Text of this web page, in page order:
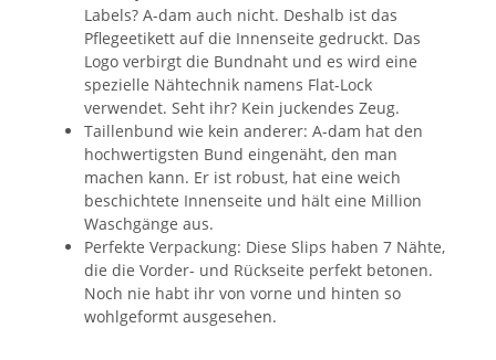
Labels? A-dam auch nicht. Deshalb ist das
Pflegeetikett auf die Innenseite gedruckt. Das
Logo verbirgt die Bundnaht und es wird eine
spezielle Nähtechnik namens Flat-Lock
verwendet. Seht ihr? Kein juckendes Zeug.
Taillenbund wie kein anderer: A-dam hat den
hochwertigsten Bund eingenäht, den man
machen kann. Er ist robust, hat eine weich
beschichtete Innenseite und hält eine Million
Waschgänge aus.
Perfekte Verpackung: Diese Slips haben 7 Nähte,
die die Vorder- und Rückseite perfekt betonen.
Noch nie habt ihr von vorne und hinten so
wohlgeformt ausgesehen.